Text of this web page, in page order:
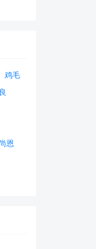
鸡毛
恩